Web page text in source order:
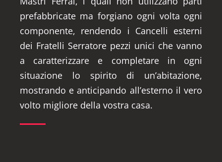
prefabbricate ma forgiano ogni volta ogni
componente, rendendo i Cancelli esterni
dei Fratelli Serratore pezzi unici che vanno
a caratterizzare e completare in ogni
situazione lo spirito di un’abitazione,
mostrando e anticipando all’esterno il vero
volto migliore della vostra casa.